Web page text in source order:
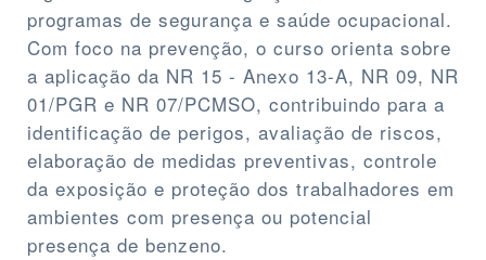
programas de segurança e saúde ocupacional.
Com foco na prevenção, o curso orienta sobre
a aplicação da NR 15 - Anexo 13-A, NR 09, NR
01/PGR e NR 07/PCMSO, contribuindo para a
identificação de perigos, avaliação de riscos,
elaboração de medidas preventivas, controle
da exposição e proteção dos trabalhadores em
ambientes com presença ou potencial
presença de benzeno.